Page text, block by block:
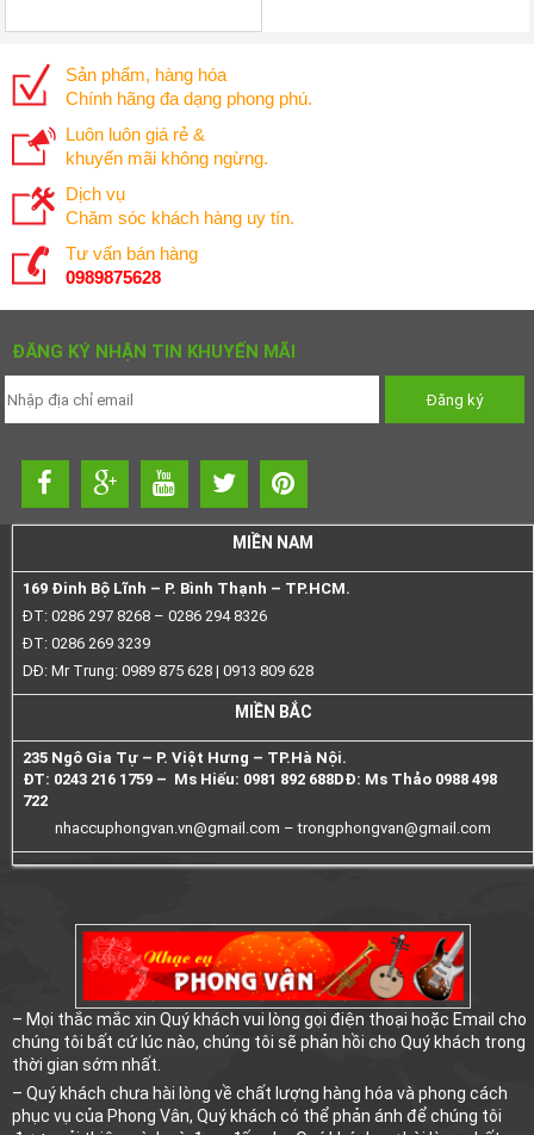
Sản phẩm, hàng hóa
Chính hãng đa dạng phong phú.
Luôn luôn giá rẻ &
khuyến mãi không ngừng.
Dịch vụ
Chăm sóc khách hàng uy tín.
Tư vấn bán hàng
0989875628
ĐĂNG KÝ NHẬN TIN KHUYẾN MÃI
MIỀN NAM
169 Đinh Bộ Lĩnh – P. Bình Thạnh – TP.HCM.
ĐT: 0286 297 8268 – 0286 294 8326
ĐT: 0286 269 3239
DĐ: Mr Trung: 0989 875 628 | 0913 809 628
MIỀN BẮC
235 Ngô Gia Tự – P. Việt Hưng – TP.Hà Nội.
ĐT: 0243 216 1759 – Ms Hiếu: 0981 892 688DĐ: Ms Thảo 0988 498
722
nhaccuphongvan.vn@gmail.com –trongphongvan@gmail.com
– Mọi thắc mắc xin Quý khách vui lòng gọi điện thoại hoặc Email cho
chúng tôi bất cứ lúc nào, chúng tôi sẽ phản hồi cho Quý khách trong
thời gian sớm nhất.
– Quý khách chưa hài lòng về chất lượng hàng hóa và phong cách
phục vụ của Phong Vân, Quý khách có thể phản ánh để chúng tôi